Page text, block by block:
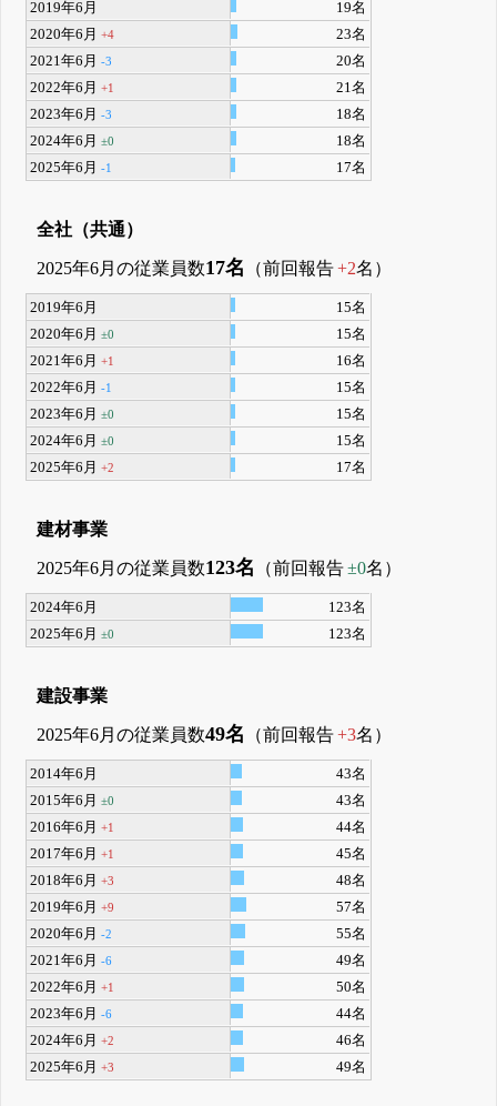
2019年6月
19名
2020年6月+4
23名
2021年6月-3
20名
2022年6月+1
21名
2023年6月-3
18名
2024年6月±0
18名
2025年6月-1 17名
全社（共通）
2025年6月の従業員数17名 （前回報告+2名）
2019年6月
15名
2020年6月±0
15名
2021年6月+1
16名
2022年6月-1
15名
2023年6月±0
15名
2024年6月±0
15名
2025年6月+2 17名
建材事業
2025年6月の従業員数123名 （前回報告±0名）
2024年6月
123名
2025年6月±0 123名
建設事業
2025年6月の従業員数49名 （前回報告+3名）
2014年6月
43名
2015年6月±0
43名
2016年6月+1
44名
2017年6月+1
45名
2018年6月+3
48名
2019年6月+9
57名
2020年6月-2
55名
2021年6月-6
49名
2022年6月+1
50名
2023年6月-6
44名
2024年6月+2
46名
2025年6月+3 49名